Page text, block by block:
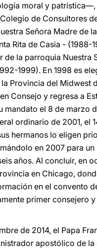
moral y
de Consultores
Señora Madre de
Rita de Casia - (1988-
de la parroquia Nuestra
1999). En 1998 es
Provincia del Midwest
Consejo y regresa a
mandato el 8 de marzo
ordinario de 2001, el
hermanos lo eligen
en 2007 para un
años. Al concluir, en
en Chicago,
en el convento
primer consejero
de 2014, el Papa
apostólico de la